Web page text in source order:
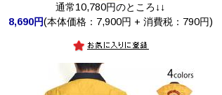
通常10,780円のところ↓↓
8,690円(本体価格：7,900円 + 消費税：790円)